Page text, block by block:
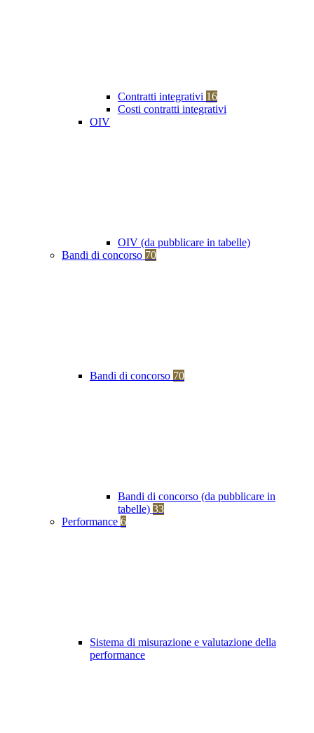
Contratti integrativi 16
Costi contratti integrativi
OIV
OIV (da pubblicare in tabelle)
Bandi di concorso 70
Bandi di concorso 70
Bandi di concorso (da pubblicare in
tabelle) 33
Performance 6
Sistema di misurazione e valutazione della
performance